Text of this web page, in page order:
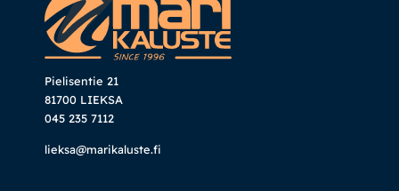
Pielisentie 21
81700 LIEKSA
045 235 7112
lieksa@marikaluste.fi